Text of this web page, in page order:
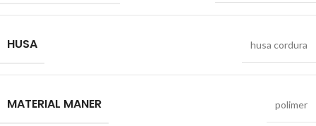
HUSA husa cordura
MATERIAL MANER polimer